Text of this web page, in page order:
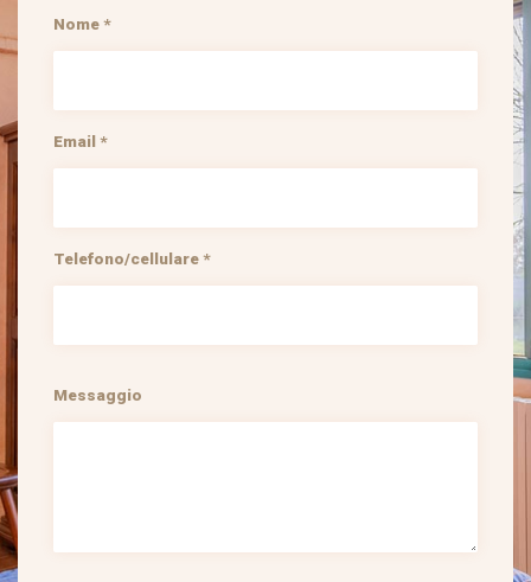
Nome *
Email *
Telefono/cellulare *
Messaggio